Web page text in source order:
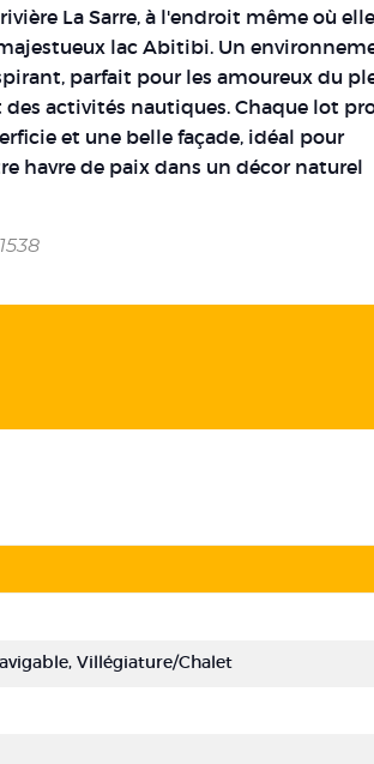
La Sarre, à l'endroit même où elle
lac Abitibi. Un
parfait pour les amoureux du
des activités nautiques. Chaque lot
et une belle façade, idéal pour
havre de paix dans un décor naturel
Villégiature/Chalet